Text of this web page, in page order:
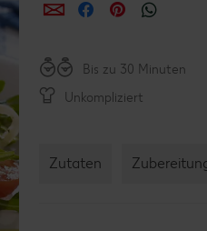
per E-Mail teilen
per Facebook
per
Bis zu 30 Minuten
Unkompliziert
Zutaten